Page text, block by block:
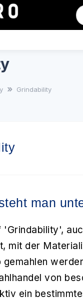
Grindability
man
'Grindability',
mit der
gemahlen
von
ein